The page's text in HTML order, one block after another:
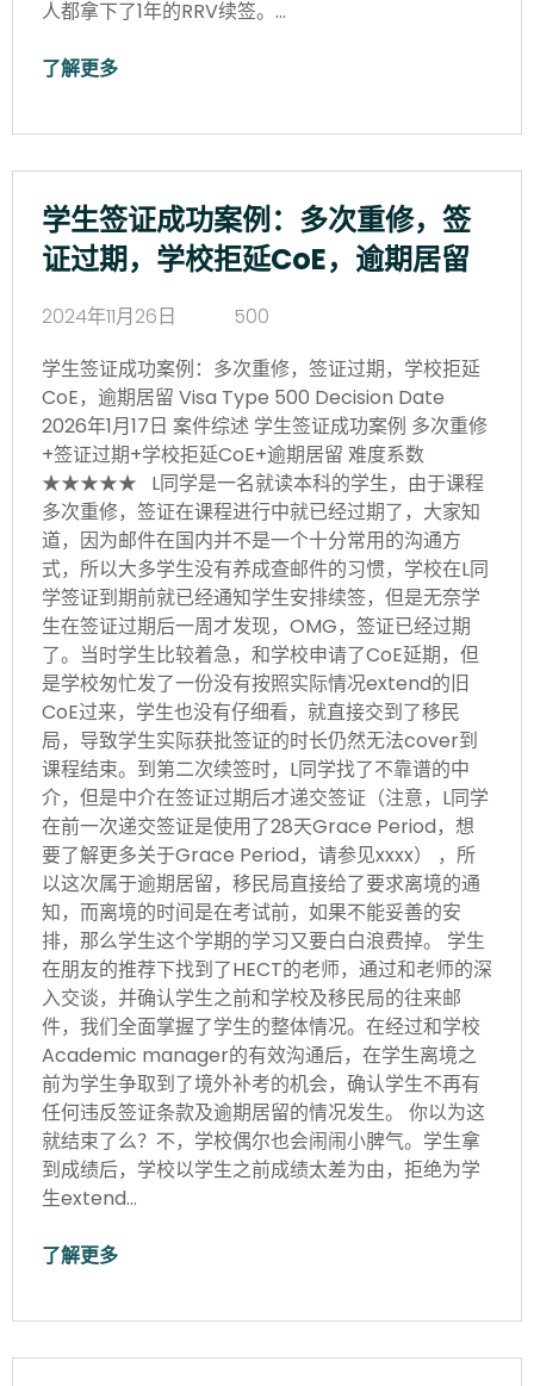
人都拿下了1年的RRV续签。…
了解更多
学生签证成功案例：多次重修，签
证过期，学校拒延CoE，逾期居留
2024年11月26日
500
学生签证成功案例：多次重修，签证过期，学校拒延
CoE，逾期居留 Visa Type 500 Decision Date
2026年1月17日 案件综述 学生签证成功案例 多次重修
+签证过期+学校拒延CoE+逾期居留 难度系数
★★★★★ L同学是一名就读本科的学生，由于课程
多次重修，签证在课程进行中就已经过期了，大家知
道，因为邮件在国内并不是一个十分常用的沟通方
式，所以大多学生没有养成查邮件的习惯，学校在L同
学签证到期前就已经通知学生安排续签，但是无奈学
生在签证过期后一周才发现，OMG，签证已经过期
了。当时学生比较着急，和学校申请了CoE延期，但
是学校匆忙发了一份没有按照实际情况extend的旧
CoE过来，学生也没有仔细看，就直接交到了移民
局，导致学生实际获批签证的时长仍然无法cover到
课程结束。到第二次续签时，L同学找了不靠谱的中
介，但是中介在签证过期后才递交签证（注意，L同学
在前一次递交签证是使用了28天Grace Period，想
要了解更多关于Grace Period，请参见xxxx） ，所
以这次属于逾期居留，移民局直接给了要求离境的通
知，而离境的时间是在考试前，如果不能妥善的安
排，那么学生这个学期的学习又要白白浪费掉。 学生
在朋友的推荐下找到了HECT的老师，通过和老师的深
入交谈，并确认学生之前和学校及移民局的往来邮
件，我们全面掌握了学生的整体情况。在经过和学校
Academic manager的有效沟通后，在学生离境之
前为学生争取到了境外补考的机会，确认学生不再有
任何违反签证条款及逾期居留的情况发生。 你以为这
就结束了么？不，学校偶尔也会闹闹小脾气。学生拿
到成绩后，学校以学生之前成绩太差为由，拒绝为学
生extend…
了解更多